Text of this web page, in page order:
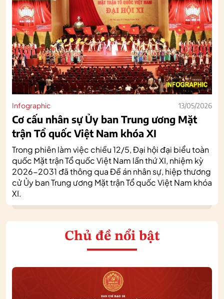
Infographic 13/05/2026
Cơ cấu nhân sự Ủy ban Trung ương Mặt
trận Tổ quốc Việt Nam khóa XI
Trong phiên làm việc chiều 12/5, Đại hội đại biểu toàn
quốc Mặt trận Tổ quốc Việt Nam lần thứ XI, nhiệm kỳ
2026-2031 đã thông qua Đề án nhân sự, hiệp thương
cử Ủy ban Trung ương Mặt trận Tổ quốc Việt Nam khóa
XI.
Chủ đề nổi bật